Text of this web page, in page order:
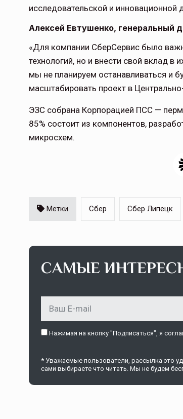
исследовательской и инновационной
Алексей Евтушенко, генеральный
«Для компании СберСервис было
технологий, но и внести свой вклад
мы не планируем останавливаться и
масштабировать проект в
ЭЗС собрана Корпорацией ПСС —
85% состоит из компонентов,
микросхем.
Метки Сбер Сбер Липецк
САМЫЕ
Нажимая на кнопку "Подписаться", я
* Уважаемые пользователи, рассылка это
сами выбираете что читать. Мы не будем
Тамбовская область — не
сельскохозяйственный
обязанности…